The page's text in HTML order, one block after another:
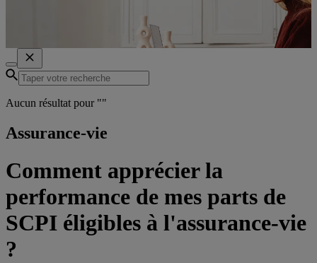
Aucun résultat pour ""
Assurance-vie
Comment apprécier la
performance de mes parts de
SCPI éligibles à l'assurance-vie
?